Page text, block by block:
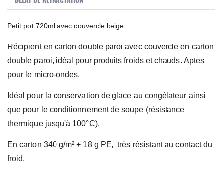
Petit pot 720ml avec couvercle beige
Récipient en carton double paroi avec couvercle en carton
double paroi, idéal pour produits froids et chauds. Aptes
pour le micro-ondes.
Idéal pour la conservation de glace au congélateur ainsi
que pour le conditionnement de soupe (résistance
thermique jusqu'à 100°C).
En carton 340 g/m² + 18 g PE, très résistant au contact du
froid.